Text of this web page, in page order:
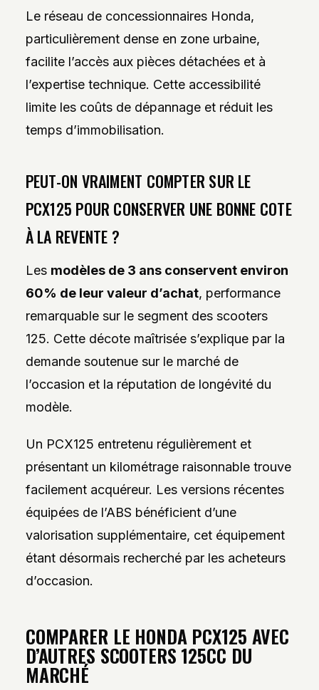
Le réseau de concessionnaires Honda,
particulièrement dense en zone urbaine,
facilite l’accès aux pièces détachées et à
l’expertise technique. Cette accessibilité
limite les coûts de dépannage et réduit les
temps d’immobilisation.
PEUT-ON VRAIMENT COMPTER SUR LE
PCX125 POUR CONSERVER UNE BONNE COTE
À LA REVENTE ?
Les modèles de 3 ans conservent environ
60% de leur valeur d’achat, performance
remarquable sur le segment des scooters
125. Cette décote maîtrisée s’explique par la
demande soutenue sur le marché de
l’occasion et la réputation de longévité du
modèle.
Un PCX125 entretenu régulièrement et
présentant un kilométrage raisonnable trouve
facilement acquéreur. Les versions récentes
équipées de l’ABS bénéficient d’une
valorisation supplémentaire, cet équipement
étant désormais recherché par les acheteurs
d’occasion.
COMPARER LE HONDA PCX125 AVEC
D’AUTRES SCOOTERS 125CC DU
MARCHÉ